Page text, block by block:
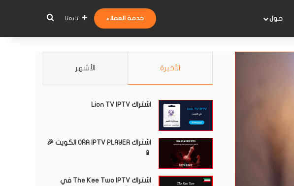
حول خدمة العملاء تابعنا بحث عن
الأخيرة الأشهر
اشتراك Lion TV IPTV
اشتراك ORA IPTV PLAYER الكويت 🎉
📱
اشتراك The Kee Two IPTV في